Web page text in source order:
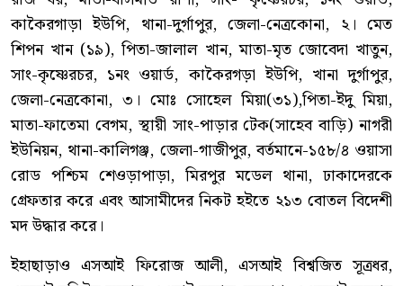
কাকৈরগাড়া ইউপি, থানা-দুর্গাপুর, জেলা-নেত্রকোনা, ২। মেত
শিপন খান (১৯), পিতা-জালাল খান, মাতা-মৃত জোবেদা খাতুন,
সাং-কৃষ্ণেরচর, ১নং ওয়ার্ড, কাকৈরগড়া ইউপি, খানা দুর্গাপুর,
জেলা-নেত্রকোনা, ৩। মোঃ সোহেল মিয়া(৩১),পিতা-ইদু মিয়া,
মাতা-ফাতেমা বেগম, স্থায়ী সাং-পাড়ার টেক(সাহেব বাড়ি) নাগরী
ইউনিয়ন, থানা-কালিগঞ্জ, জেলা-গাজীপুর, বর্তমানে-১৫৮/৪ ওয়াসা
রোড পশ্চিম শেওড়াপাড়া, মিরপুর মডেল থানা, ঢাকাদেরকে
গ্রেফতার করে এবং আসামীদের নিকট হইতে ২১৩ বোতল বিদেশী
মদ উদ্ধার করে।
ইহাছাড়াও এসআই ফিরোজ আলী, এসআই বিশ্বজিত সূত্রধর,